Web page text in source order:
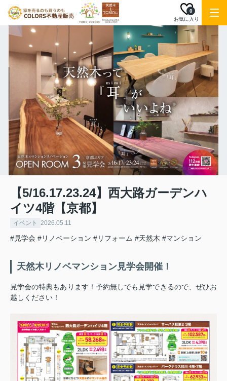
お気に入り
0
【5/16.17.23.24】西大路ガーデンハ
イツ4階【京都】
イベント 2026.05.11
#見学会 #リノベーション #リフォーム #天然木 #マンション
天然木リノベマンション見学会開催！
見学会の特典もあります！予約無しでも見学できるので、ぜひお
越しください！